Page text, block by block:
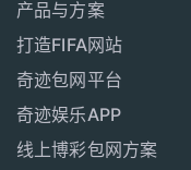
产品与方案
打造FIFA网站
奇迹包网平台
奇迹娱乐APP
线上博彩包网方案